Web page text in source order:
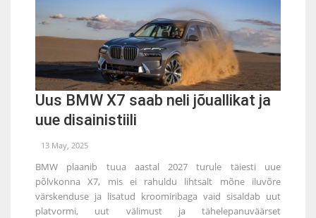
Uus BMW X7 saab neli jõuallikat ja
uue disainistiili
13 May, 2025
BMW plaanib tuua aastal 2027 turule täiesti uue
põlvkonna X7, mis ei rahuldu lihtsalt mõne iluvõre
värskenduse ja lisatud kroomiribaga vaid sisaldab uut
platvormi, uut välimust ja tähelepanuväärset